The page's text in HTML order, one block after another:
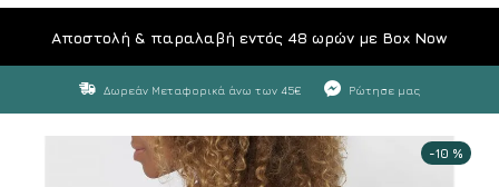
Aποστολή & παραλαβή εντός 48 ωρών με Box Now
Δωρεάν Μεταφορικά άνω των 45€ Ρώτησε μας
-10 %